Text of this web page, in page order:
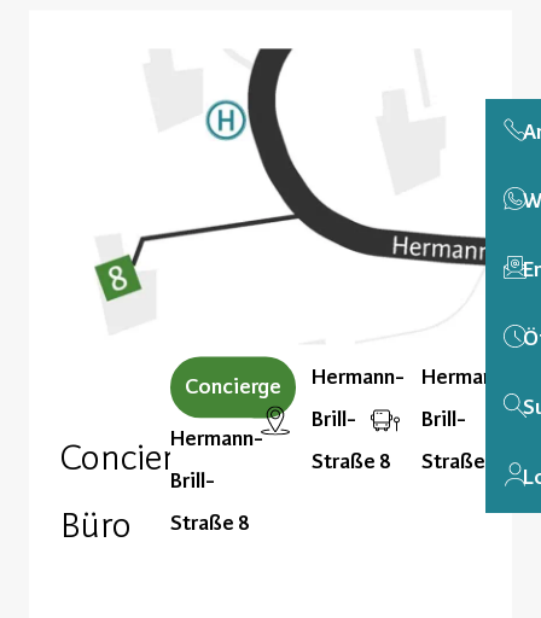
Concierge-
Büro
Concierge
Hermann-
Brill-
Straße 8
Hermann-
Brill-
Straße 8
Hermann-
Brill-
Straße